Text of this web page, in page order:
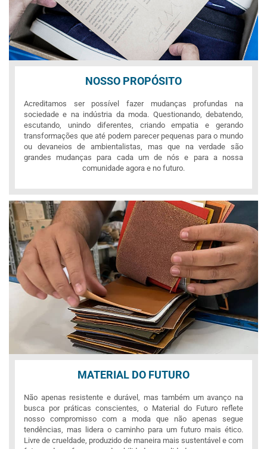
NOSSO PROPÓSITO
Acreditamos ser possível fazer mudanças profundas na
sociedade e na indústria da moda. Questionando, debatendo,
escutando, unindo diferentes, criando empatia e gerando
transformações que até podem parecer pequenas para o mundo
ou devaneios de ambientalistas, mas que na verdade são
grandes mudanças para cada um de nós e para a nossa
comunidade agora e no futuro.
MATERIAL DO FUTURO
Não apenas resistente e durável, mas também um avanço na
busca por práticas conscientes, o Material do Futuro reflete
nosso compromisso com a moda que não apenas segue
tendências, mas lidera o caminho para um futuro mais ético.
Livre de crueldade, produzido de maneira mais sustentável e com